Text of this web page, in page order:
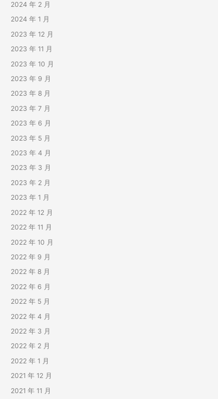
2024 年 2 月
2024 年 1 月
2023 年 12 月
2023 年 11 月
2023 年 10 月
2023 年 9 月
2023 年 8 月
2023 年 7 月
2023 年 6 月
2023 年 5 月
2023 年 4 月
2023 年 3 月
2023 年 2 月
2023 年 1 月
2022 年 12 月
2022 年 11 月
2022 年 10 月
2022 年 9 月
2022 年 8 月
2022 年 6 月
2022 年 5 月
2022 年 4 月
2022 年 3 月
2022 年 2 月
2022 年 1 月
2021 年 12 月
2021 年 11 月